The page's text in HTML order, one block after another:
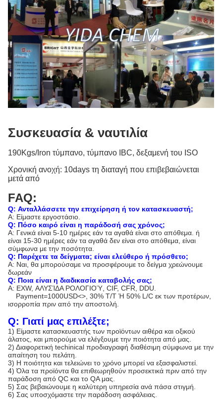
Συσκευασία & ναυτιλία
190Kgs/Iron τύμπανο, τύμπανο IBC, δεξαμενή του ISO
Χρονική ανοχή: 10days τη διαταγή που επιβεβαιώνεται
μετά από
FAQ:
Q: Ανταλλάσσετε την επιχείρηση ή τον κατασκευαστή;
Α: Είμαστε εργοστάσιο.
Q: Πόσο καιρό είναι η παράδοσή σας χρόνος;
Α: Γενικά είναι 5-10 ημέρες εάν τα αγαθά είναι στο απόθεμα. ή
είναι 15-30 ημέρες εάν τα αγαθά δεν είναι στο απόθεμα, είναι
σύμφωνα με την ποσότητα.
Q: Παρέχετε τα δείγματα; είναι ελεύθερο ή πρόσθετο;
Α: Ναι, θα μπορούσαμε να προσφέρουμε το δείγμα χρεώνουμε
δωρεάν
Q: Ποια είναι η διαδικασία καταβολής σας;
Α: EXW, ΑΛΥΣΊΔΑ ΡΟΛΟΓΙΟΎ, CIF, CFR, DDU.
Payment=1000USD<>, 30% T/T Ή 50% L/C εκ των προτέρων,
ισορροπία πριν από την αποστολή.
Q: Γιατί μας επιλέξτε;
1) Είμαστε κατασκευαστής των προϊόντων αιθέρα και οξικού
άλατος, και μπορούμε να ελέγξουμε την ποιότητα από μας.
2) Διαφορετική techinical προδιαγραφή διαθέσιμη σύμφωνα με την
απαίτηση του πελάτη.
3) Η ποιότητα και τελειώνει το χρόνο μπορεί να εξασφαλιστεί.
4) Όλα τα προϊόντα θα επιθεωρηθούν προσεκτικά πριν από την
παράδοση από QC και το QA μας.
5) Σας βεβαιώνουμε η καλύτερη υπηρεσία ανά πάσα στιγμή.
6) Σας υποσχόμαστε την παράδοση ασφάλειας.